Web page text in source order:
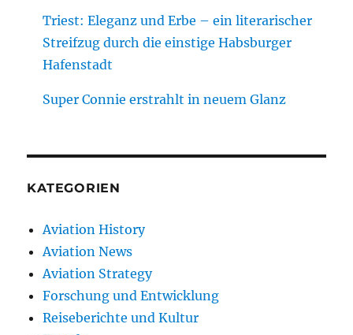
Triest: Eleganz und Erbe – ein literarischer
Streifzug durch die einstige Habsburger
Hafenstadt
Super Connie erstrahlt in neuem Glanz
KATEGORIEN
Aviation History
Aviation News
Aviation Strategy
Forschung und Entwicklung
Reiseberichte und Kultur